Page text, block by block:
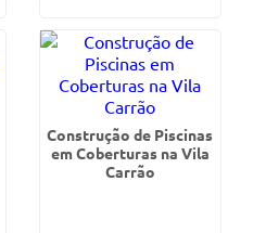
Construção de Piscinas
em Coberturas na Vila
Carrão